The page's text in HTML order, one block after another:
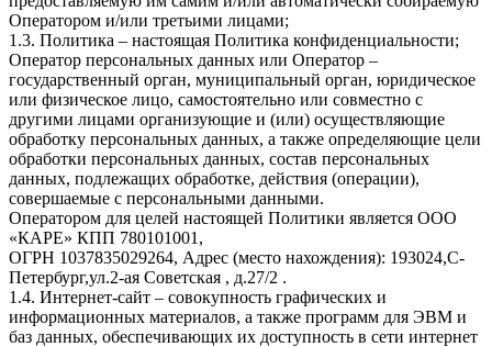
Оператором и/или третьими лицами;
1.3. Политика – настоящая Политика конфиденциальности;
Оператор персональных данных или Оператор –
государственный орган, муниципальный орган, юридическое
или физическое лицо, самостоятельно или совместно с
другими лицами организующие и (или) осуществляющие
обработку персональных данных, а также определяющие цели
обработки персональных данных, состав персональных
данных, подлежащих обработке, действия (операции),
совершаемые с персональными данными.
Оператором для целей настоящей Политики является ООО
«КАРЕ» КПП 780101001,
ОГРН 1037835029264, Адрес (место нахождения): 193024,С-
Петербург,ул.2-ая Советская , д.27/2 .
1.4. Интернет-сайт – совокупность графических и
информационных материалов, а также программ для ЭВМ и
баз данных, обеспечивающих их доступность в сети интернет